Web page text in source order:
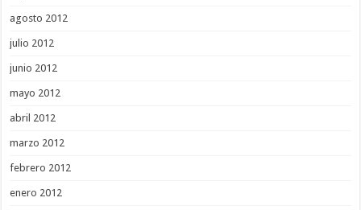
agosto 2012
julio 2012
junio 2012
mayo 2012
abril 2012
marzo 2012
febrero 2012
enero 2012